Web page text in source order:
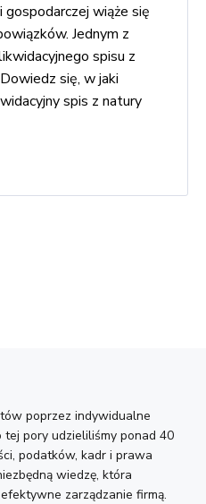
gospodarczej wiąże się
Jednym z
spisu z
się, w jaki
spis z natury
poprzez indywidualne
tej pory udzieliliśmy ponad 40
podatków, kadr i prawa
wiedzę, która
zarządzanie firmą.